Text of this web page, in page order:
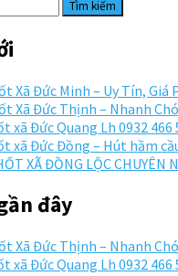
Xã Đức Minh – Uy Tín, Giá
Xã Đức Thịnh – Nhanh
xã Đức Quang Lh 0932 466
xã Đức Đồng – Hút hầm
XÃ ĐỒNG LỘC CHUYÊN
đây
Xã Đức Thịnh – Nhanh
xã Đức Quang Lh 0932